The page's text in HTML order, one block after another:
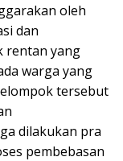
oleh
dan
rentan yang
warga yang
tersebut
dilakukan pra
pembebasan